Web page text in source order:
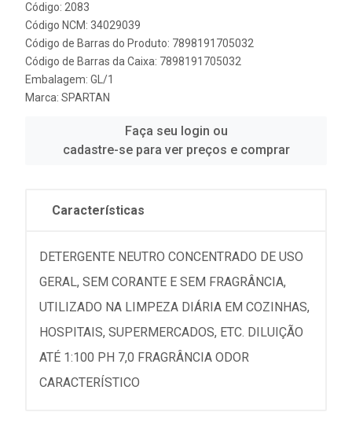
Código: 2083
Código NCM: 34029039
Código de Barras do Produto: 7898191705032
Código de Barras da Caixa: 7898191705032
Embalagem: GL/1
Marca: SPARTAN
Faça seu login ou
cadastre-se para ver preços e comprar
Características
DETERGENTE NEUTRO CONCENTRADO DE USO
GERAL, SEM CORANTE E SEM FRAGRÂNCIA,
UTILIZADO NA LIMPEZA DIÁRIA EM COZINHAS,
HOSPITAIS, SUPERMERCADOS, ETC. DILUIÇÃO
ATÉ 1:100 PH 7,0 FRAGRÂNCIA ODOR
CARACTERÍSTICO